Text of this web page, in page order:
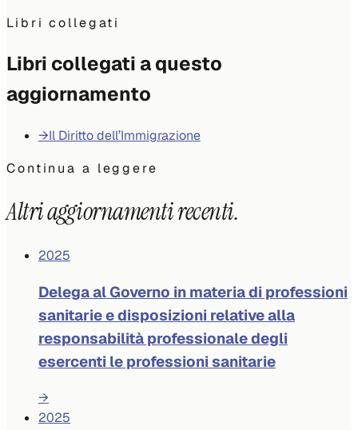
Libri collegati
Libri collegati a questo
aggiornamento
→Il Diritto dell’Immigrazione
Continua a leggere
Altri aggiornamenti recenti.
2025
Delega al Governo in materia di professioni
sanitarie e disposizioni relative alla
responsabilità professionale degli
esercenti le professioni sanitarie
→
2025